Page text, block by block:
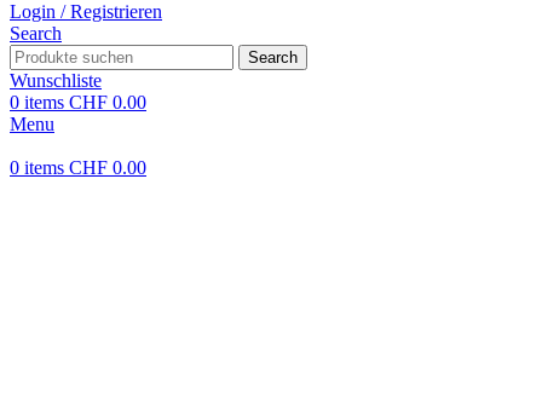
Login / Registrieren
Search
Search
Wunschliste
0 items CHF 0.00
Menu
0 items CHF 0.00